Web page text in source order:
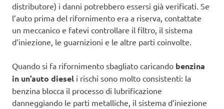
distributore) i danni potrebbero essersi già verificati. Se
l’auto prima del rifornimento era a riserva, contattate
un meccanico e fatevi controllare il filtro, il sistema
d’iniezione, le guarnizioni e le altre parti coinvolte.
Quando si fa rifornimento sbagliato caricando benzina
in un’auto diesel i rischi sono molto consistenti: la
benzina blocca il processo di lubrificazione
danneggiando le parti metalliche, il sistema d’iniezione